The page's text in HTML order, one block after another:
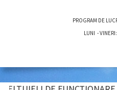
PROGRAM DE
LUNI -